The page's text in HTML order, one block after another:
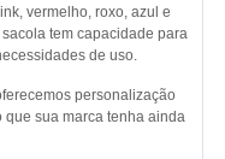
vermelho, roxo, azul e
tem capacidade para
de uso.
personalização
que sua marca tenha ainda